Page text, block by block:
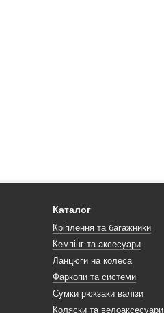
Каталог
Кріплення та багажники
Кемпінг та аксесуари
Ланцюги на колеса
Фаркопи та системи
Сумки рюкзаки валізи
Коляски та велоаксесуари